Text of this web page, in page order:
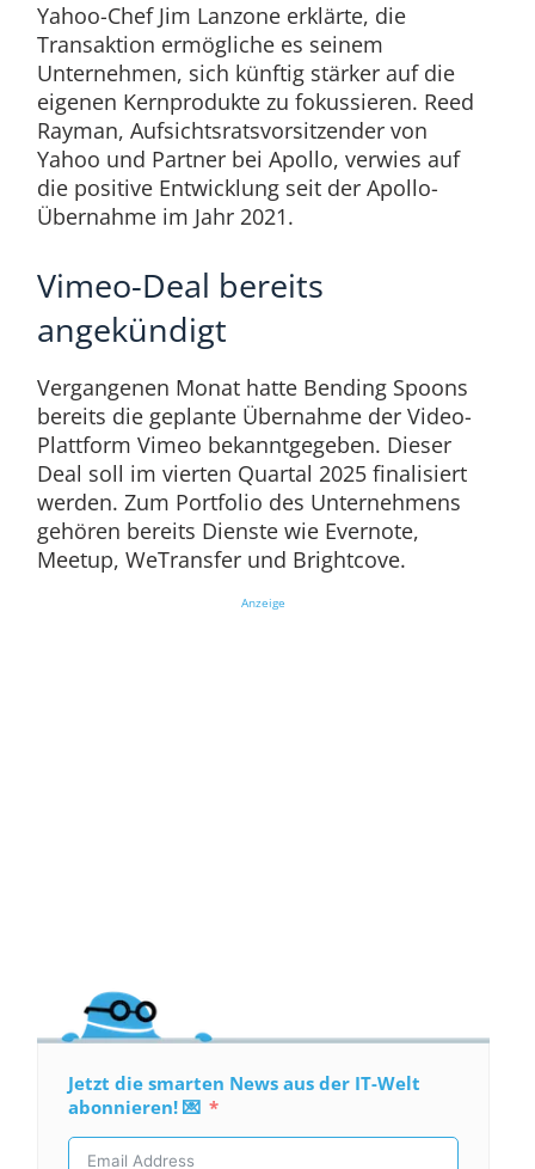
Yahoo-Chef Jim Lanzone erklärte, die
Transaktion ermögliche es seinem
Unternehmen, sich künftig stärker auf die
eigenen Kernprodukte zu fokussieren. Reed
Rayman, Aufsichtsratsvorsitzender von
Yahoo und Partner bei Apollo, verwies auf
die positive Entwicklung seit der Apollo-
Übernahme im Jahr 2021.
Vimeo-Deal bereits
angekündigt
Vergangenen Monat hatte Bending Spoons
bereits die geplante Übernahme der Video-
Plattform Vimeo bekanntgegeben. Dieser
Deal soll im vierten Quartal 2025 finalisiert
werden. Zum Portfolio des Unternehmens
gehören bereits Dienste wie Evernote,
Meetup, WeTransfer und Brightcove.
Anzeige
Jetzt die smarten News aus der IT-Welt
abonnieren! 💌